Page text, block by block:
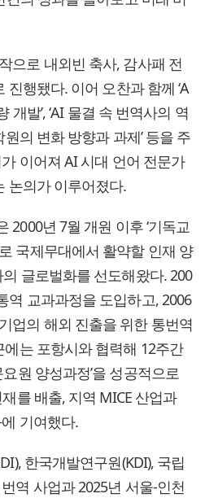
으로 내외빈 축사, 감사패 전
행됐다. 이어 오찬과 함께 ‘A
발’, ‘AI 물결 속 번역사의 역
원의 변화 방향과 과제’ 등을 주
이어져 AI 시대 언어 전문가
논의가 이루어졌다.
2000년 7월 개원 이후 ‘기독교
국제무대에서 활약할 인재 양
글로벌화를 선도해왔다. 200
역 교과과정을 도입하고, 2006
업의 해외 진출을 위한 통번역
는 포항시와 협력해 12주간
원 양성과정’을 성공적으로
를 배출, 지역 MICE 산업과
기여했다.
한국개발연구원(KDI), 국립
역 사업과 2025년 서울-인천